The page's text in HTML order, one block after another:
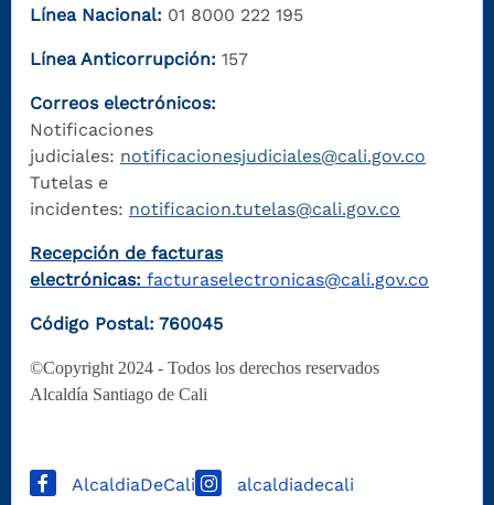
Línea Nacional: 01 8000 222 195
Línea Anticorrupción: 157
Correos electrónicos:
Notificaciones
judiciales: notificacionesjudiciales@cali.gov.co
Tutelas e
incidentes: notificacion.tutelas@cali.gov.co
Recepción de facturas
electrónicas: facturaselectronicas@cali.gov.co
Código Postal: 760045
©Copyright 2024 - Todos los derechos reservados
Alcaldía Santiago de Cali
AlcaldiaDeCali alcaldiadecali